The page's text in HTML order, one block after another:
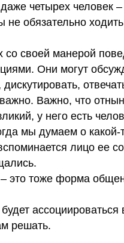
четырех человек –
обязательно
со своей манерой
Они могут
дискутировать,
Важно, что
у него есть
мы думаем о какой-
лицо ее
это тоже форма
ассоциироваться
решать.